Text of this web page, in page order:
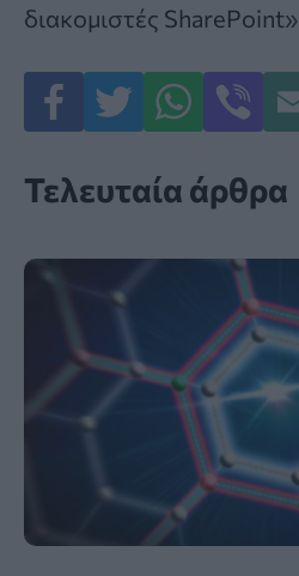
διακομιστές SharePoint»
Τελευταία άρθρα